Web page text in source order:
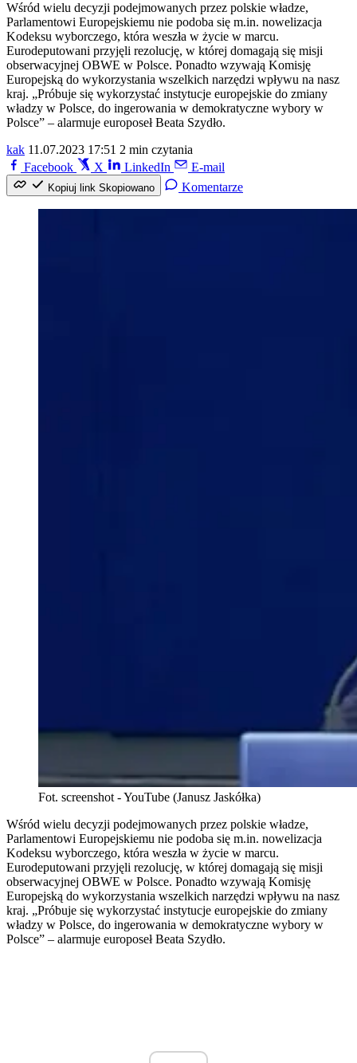
Wśród wielu decyzji podejmowanych przez polskie władze,
Parlamentowi Europejskiemu nie podoba się m.in. nowelizacja
Kodeksu wyborczego, która weszła w życie w marcu.
Eurodeputowani przyjęli rezolucję, w której domagają się misji
obserwacyjnej OBWE w Polsce. Ponadto wzywają Komisję
Europejską do wykorzystania wszelkich narzędzi wpływu na nasz
kraj. „Próbuje się wykorzystać instytucje europejskie do zmiany
władzy w Polsce, do ingerowania w demokratyczne wybory w
Polsce” – alarmuje europoseł Beata Szydło.
kak 11.07.2023 17:51 2 min czytania
Facebook
X LinkedIn E-mail
Kopiuj link Skopiowano Komentarze
Fot. screenshot - YouTube (Janusz Jaskółka)
Wśród wielu decyzji podejmowanych przez polskie władze,
Parlamentowi Europejskiemu nie podoba się m.in. nowelizacja
Kodeksu wyborczego, która weszła w życie w marcu.
Eurodeputowani przyjęli rezolucję, w której domagają się misji
obserwacyjnej OBWE w Polsce. Ponadto wzywają Komisję
Europejską do wykorzystania wszelkich narzędzi wpływu na nasz
kraj. „Próbuje się wykorzystać instytucje europejskie do zmiany
władzy w Polsce, do ingerowania w demokratyczne wybory w
Polsce” – alarmuje europoseł Beata Szydło.